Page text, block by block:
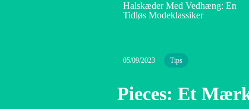
Halskæder Med Vedhæng: En
Tidløs Modeklassiker
05/09/2023 Tips
Pieces: Et